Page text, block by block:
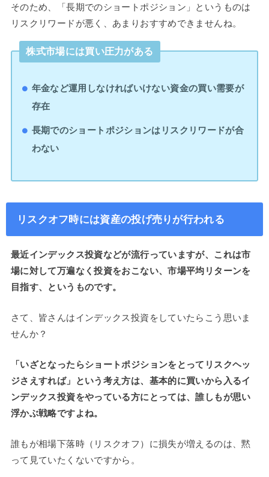
そのため、「長期でのショートポジション」というものは
リスクリワードが悪く、あまりおすすめできませんね。
株式市場には買い圧力がある
年金など運用しなければいけない資金の買い需要が
存在
長期でのショートポジションはリスクリワードが合
わない
リスクオフ時には資産の投げ売りが行われる
最近インデックス投資などが流行っていますが、これは市
場に対して万遍なく投資をおこない、市場平均リターンを
目指す、というものです。
さて、皆さんはインデックス投資をしていたらこう思いま
せんか？
「いざとなったらショートポジションをとってリスクヘッ
ジさえすれば」という考え方は、基本的に買いから入るイ
ンデックス投資をやっている方にとっては、誰しもが思い
浮かぶ戦略ですよね。
誰もが相場下落時（リスクオフ）に損失が増えるのは、黙
って見ていたくないですから。